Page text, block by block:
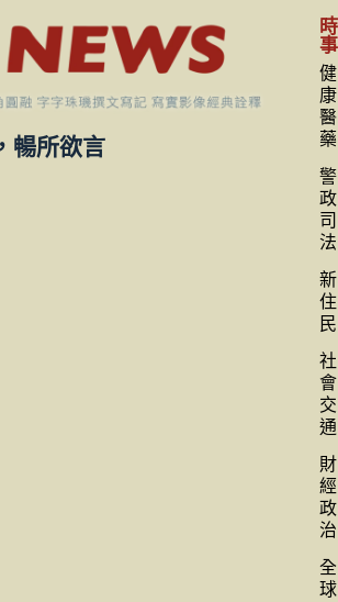
暢所欲言
時
事
健
康
醫
藥
警
政
司
法
新
住
民
社
會
交
通
財
經
政
治
全
球